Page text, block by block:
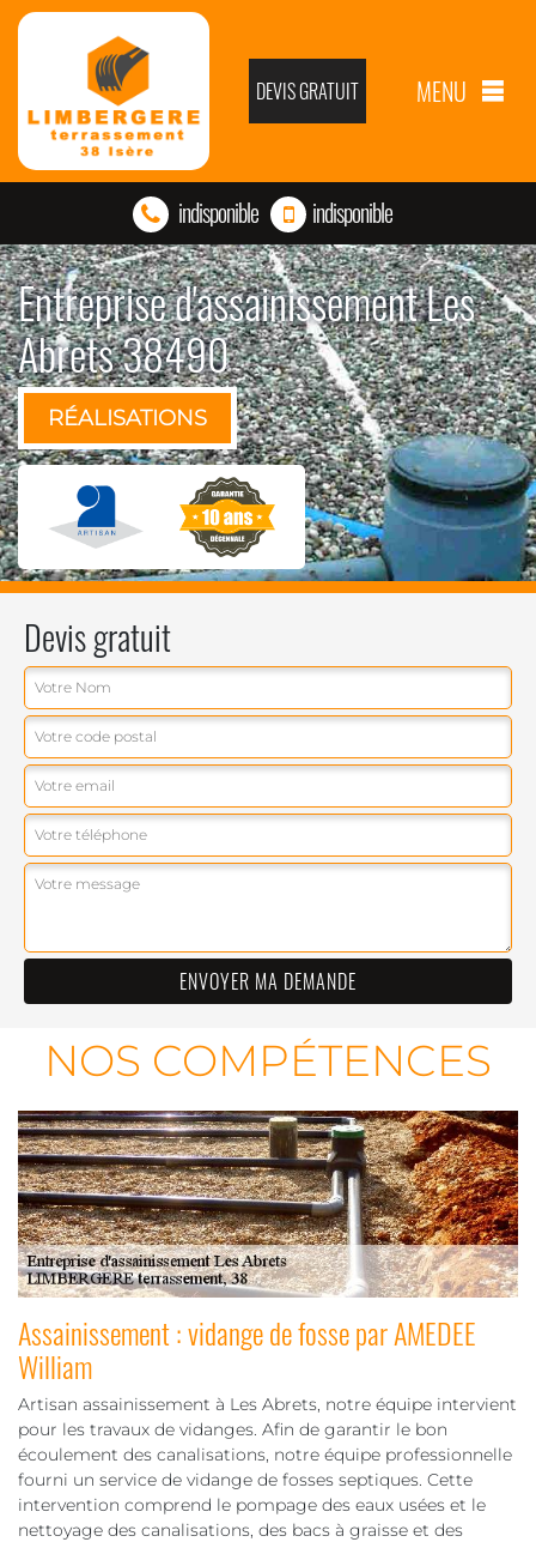
DEVIS GRATUIT MENU
indisponible indisponible
Entreprise d'assainissement Les
Abrets 38490
RÉALISATIONS
Devis gratuit
NOS COMPÉTENCES
Assainissement : vidange de fosse par AMEDEE
William
Artisan assainissement à Les Abrets, notre équipe intervient
pour les travaux de vidanges. Afin de garantir le bon
écoulement des canalisations, notre équipe professionnelle
fourni un service de vidange de fosses septiques. Cette
intervention comprend le pompage des eaux usées et le
nettoyage des canalisations, des bacs à graisse et des